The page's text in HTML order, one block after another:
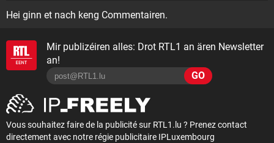
Hei ginn et nach keng Commentairen.
Mir publizéiren alles: Drot RTL1 an ären Newsletter
an!
GO
Vous souhaitez faire de la publicité sur RTL1.lu ? Prenez contact
directement avec notre régie publicitaire IPLuxembourg